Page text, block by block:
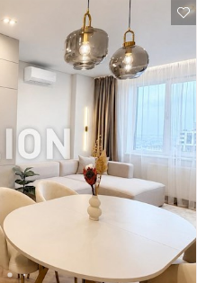
сдачи в аренду. общая
28,3 м²; кухня — 6 м²; 3-й
комнаты; хорошее
бойлер; стиральная
находятся супермаркеты
аптеки, отделения
детские сады, школы и
с детьми. Для прогулок и
и рестораны. Район имеет
— рядом остановки
легко добраться до станций
до центра города.
у.е. тел. +380505143879